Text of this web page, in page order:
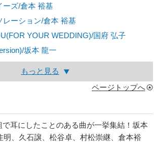
ーズ/倉本 裕基
レーション/倉本 裕基
YOUR WEDDING)/国府 弘子
坂本 龍一
もっと見る
ページトップへ
耳にしたことのある曲が一挙集結！坂本
明、久石譲、松谷卓、村松崇継、倉本裕